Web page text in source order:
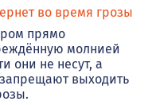
во время грозы
прямо
молнией
они не несут, а
выходить